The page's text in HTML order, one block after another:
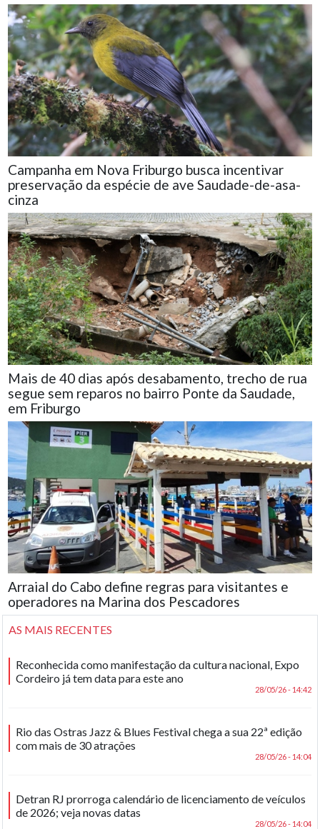
Campanha em Nova Friburgo busca incentivar
preservação da espécie de ave Saudade-de-asa-
cinza
Mais de 40 dias após desabamento, trecho de rua
segue sem reparos no bairro Ponte da Saudade,
em Friburgo
Arraial do Cabo define regras para visitantes e
operadores na Marina dos Pescadores
AS MAIS RECENTES
Reconhecida como manifestação da cultura nacional, Expo
Cordeiro já tem data para este ano
28/05/26 - 14:42
Rio das Ostras Jazz & Blues Festival chega a sua 22ª edição
com mais de 30 atrações
28/05/26 - 14:04
Detran RJ prorroga calendário de licenciamento de veículos
de 2026; veja novas datas
28/05/26 - 14:04